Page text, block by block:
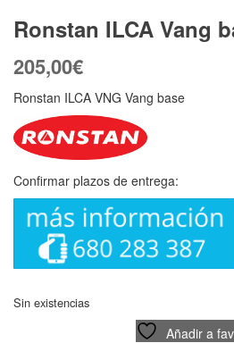
Ronstan ILCA Vang
205,00€
Ronstan ILCA VNG Vang base
Confirmar plazos de entrega:
Sin existencias
Añadir a